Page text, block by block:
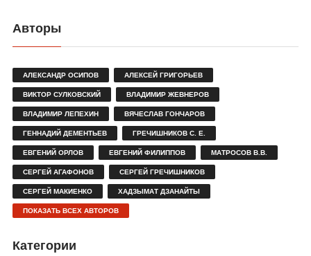
Авторы
АЛЕКСАНДР ОСИПОВ АЛЕКСЕЙ ГРИГОРЬЕВ
ВИКТОР СУЛКОВСКИЙ ВЛАДИМИР ЖЕВНЕРОВ
ВЛАДИМИР ЛЕПЕХИН ВЯЧЕСЛАВ ГОНЧАРОВ
ГЕННАДИЙ ДЕМЕНТЬЕВ ГРЕЧИШНИКОВ С. Е.
ЕВГЕНИЙ ОРЛОВ ЕВГЕНИЙ ФИЛИППОВ МАТРОСОВ В.В.
СЕРГЕЙ АГАФОНОВ СЕРГЕЙ ГРЕЧИШНИКОВ
СЕРГЕЙ МАКИЕНКО ХАДЗЫМАТ ДЗАНАЙТЫ
ПОКАЗАТЬ ВСЕХ АВТОРОВ
Категории